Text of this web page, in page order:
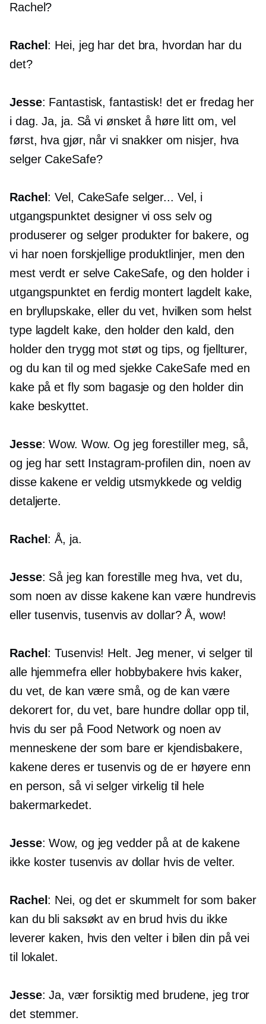
Rachel?
Rachel : Hei, jeg har det bra, hvordan har du
det?
Jesse: Fantastisk, fantastisk! det er fredag ​​her
i dag. Ja, ja. Så vi ønsket å høre litt om, vel
først, hva gjør, når vi snakker om nisjer, hva
selger CakeSafe?
Rachel : Vel, CakeSafe selger... Vel, i
utgangspunktet designer vi oss selv og
produserer og selger produkter for bakere, og
vi har noen forskjellige produktlinjer, men den
mest verdt er selve СakeSafe, og den holder i
utgangspunktet en ferdig montert lagdelt kake,
en bryllupskake, eller du vet, hvilken som helst
type lagdelt kake, den holder den kald, den
holder den trygg mot støt og tips, og fjellturer,
og du kan til og med sjekke CakeSafe med en
kake på et fly som bagasje og den holder din
kake beskyttet.
Jesse: Wow. Wow. Og jeg forestiller meg, så,
og jeg har sett Instagram-profilen din, noen av
disse kakene er veldig utsmykkede og veldig
detaljerte.
Rachel : Å, ja.
Jesse: Så jeg kan forestille meg hva, vet du,
som noen av disse kakene kan være hundrevis
eller tusenvis, tusenvis av dollar? Å, wow!
Rachel : Tusenvis! Helt. Jeg mener, vi selger til
alle hjemmefra eller hobbybakere hvis kaker,
du vet, de kan være små, og de kan være
dekorert for, du vet, bare hundre dollar opp til,
hvis du ser på Food Network og noen av
menneskene der som bare er kjendisbakere,
kakene deres er tusenvis og de er høyere enn
en person, så vi selger virkelig til hele
bakermarkedet.
Jesse: Wow, og jeg vedder på at de kakene
ikke koster tusenvis av dollar hvis de velter.
Rachel : Nei, og det er skummelt for som baker
kan du bli saksøkt av en brud hvis du ikke
leverer kaken, hvis den velter i bilen din på vei
til lokalet.
Jesse: Ja, vær forsiktig med brudene, jeg tror
det stemmer.